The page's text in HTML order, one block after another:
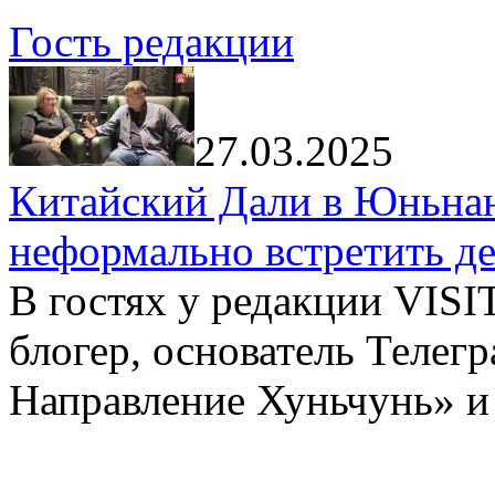
Гость редакции
27.03.2025
Китайский Дали в
неформально встретить
В гостях у редакции
блогер, основатель
Направление Хуньчунь»